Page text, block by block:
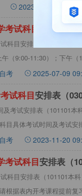
2023-02-04
考试科目 安排表（
科目安排表（101101本
（9:00-11:30）；下午（
考 2025-07-09
考试科目安排表（
考试安排表（101101本
目具体考试时间及考试安
考 2023-11-20
考试科目安排表（
科目安排表（101101本
根据表内开考课程提前复